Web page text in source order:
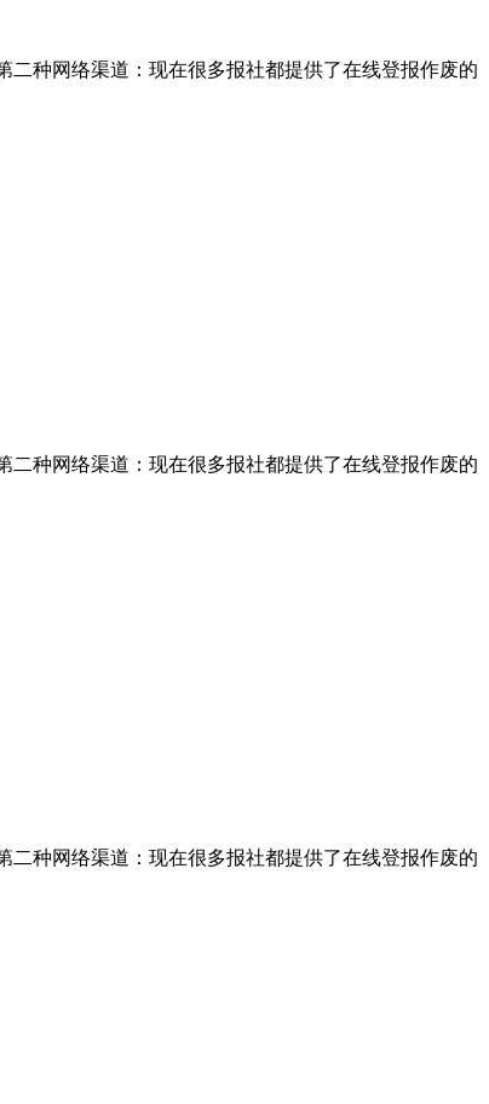
种网络渠道：现在很多报社都提供了在线登报作废的
种网络渠道：现在很多报社都提供了在线登报作废的
种网络渠道：现在很多报社都提供了在线登报作废的